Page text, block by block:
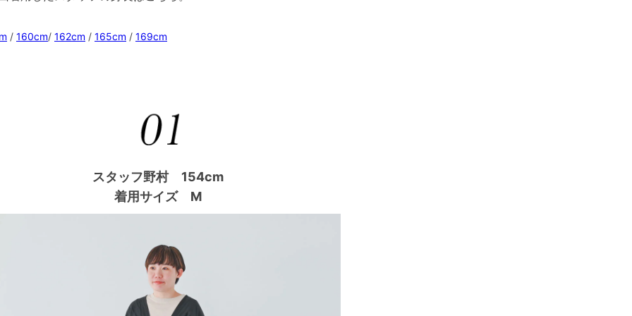
/ 160cm/ 162cm / 165cm / 169cm
スタッフ野村 154cm
着用サイズ M